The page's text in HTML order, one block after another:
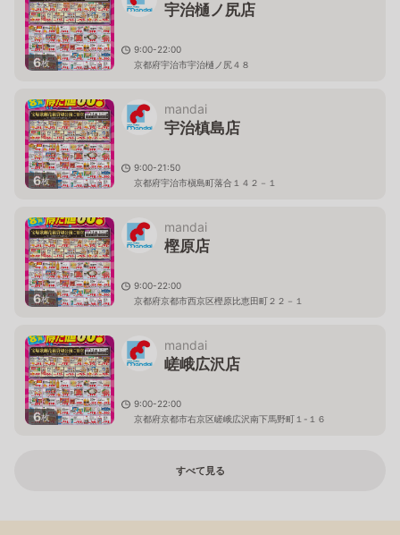
6枚
宇治樋ノ尻店
9:00-22:00
京都府宇治市宇治樋ノ尻４８
6枚
mandai
宇治槙島店
9:00-21:50
京都府宇治市槇島町落合１４２－１
6枚
mandai
樫原店
9:00-22:00
京都府京都市西京区樫原比恵田町２２－１
6枚
mandai
嵯峨広沢店
9:00-22:00
京都府京都市右京区嵯峨広沢南下馬野町１-１６
すべて見る